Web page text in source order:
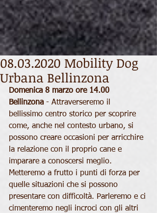
08.03.2020 Mobility Dog
Urbana Bellinzona
Domenica 8 marzo ore 14.00
Bellinzona - Attraverseremo il
bellissimo centro storico per scoprire
come, anche nel contesto urbano, si
possono creare occasioni per arricchire
la relazione con il proprio cane e
imparare a conoscersi meglio.
Metteremo a frutto i punti di forza per
quelle situazioni che si possono
presentare con difficoltà. Parleremo e ci
cimenteremo negli incroci con gli altri